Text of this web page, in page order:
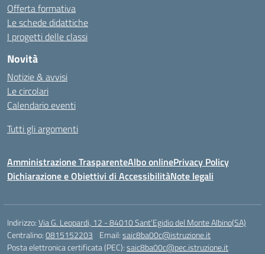
Offerta formativa
Le schede didattiche
I progetti delle classi
Novità
Notizie & avvisi
Le circolari
Calendario eventi
Tutti gli argomenti
Amministrazione TrasparenteAlbo onlinePrivacy Policy
Dichiarazione e Obiettivi di AccessibilitàNote legali
Indirizzo:Via G. Leopardi, 12 - 84010 Sant’Egidio del Monte Albino(SA)
Centralino:0815152203 Email:saic8ba00c@istruzione.it
Posta elettronica certificata (PEC):saic8ba00c@pec.istruzione.it